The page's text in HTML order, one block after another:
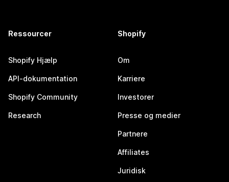
Ressourcer
Shopify Hjælp
API-dokumentation
Shopify Community
Research
Shopify
Om
Karriere
Investorer
Presse og medier
Partnere
Affiliates
Juridisk